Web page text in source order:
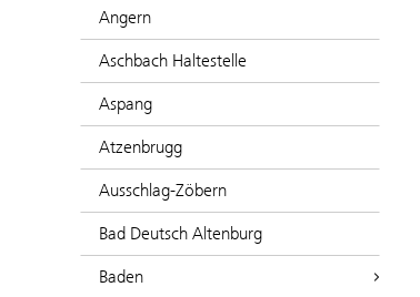
Angern
Aschbach Haltestelle
Aspang
Atzenbrugg
Ausschlag-Zöbern
Bad Deutsch Altenburg
Baden